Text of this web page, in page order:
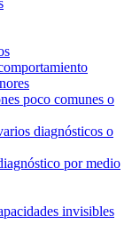
poco comunes o
diagnósticos o
por medio
invisibles